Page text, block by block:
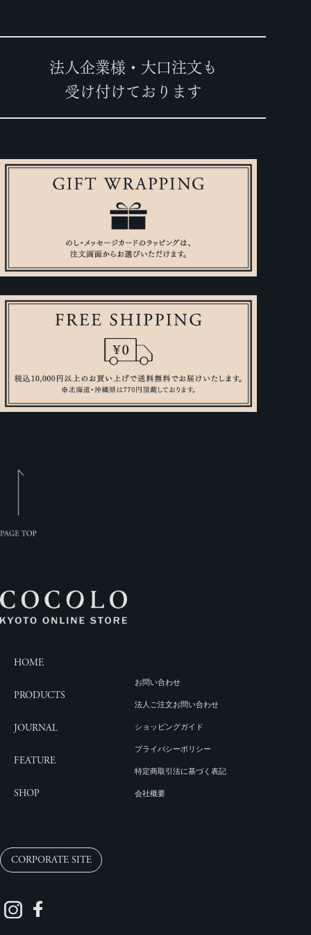
法人企業様・大口注文も
受け付けております
HOME
PRODUCTS
JOURNAL
FEATURE
SHOP
お問い合わせ
法人ご注文お問い合わせ
ショッピングガイド
プライバシーポリシー
特定商取引法に基づく表記
会社概要
CORPORATE SITE